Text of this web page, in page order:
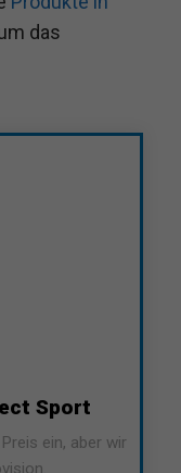
das
Sport
ein, aber wir